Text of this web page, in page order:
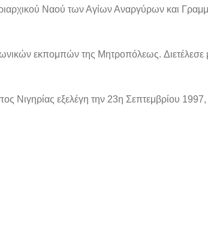
Ναού των Αγίων Αναργύρων και
εκπομπών της Μητροπόλεως. Διετέλεσε
Νιγηρίας εξελέγη την 23η Σεπτεμβρίου 1997,